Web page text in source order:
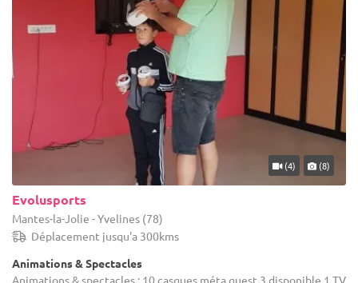
(4) (8)
Evolusports
Mantes-la-Jolie - Yvelines (78)
Déplacement jusqu'a 300kms
Animations & Spectacles
Animations & spectacles : 10 casques méta quest 3 disponible 1 TV